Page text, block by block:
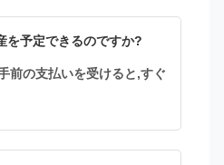
を予定できるのですか?
前の支払いを受けると,すぐ